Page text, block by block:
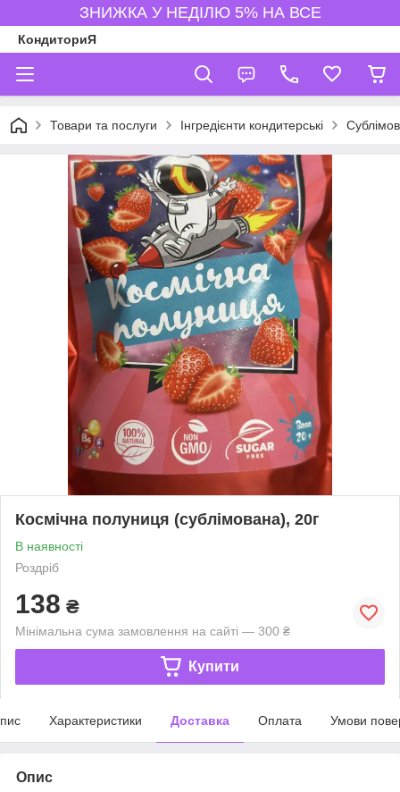
ЗНИЖКА У НЕДІЛЮ 5% НА ВСЕ
КондиториЯ
Товари та послуги Інгредієнти кондитерські
Космічна полуниця (сублімована), 20г
В наявності
Роздріб
138 ₴
Мінімальна сума замовлення на сайті — 300 ₴
Купити
Характеристики Доставка Оплата Умови
Опис